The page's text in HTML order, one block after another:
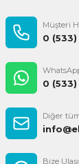
Müşteri
0
0
Diğer
Bize